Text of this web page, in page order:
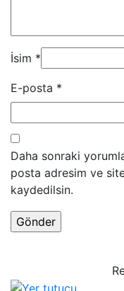
İsim *
E-posta *
Daha sonraki
posta adresim ve
kaydedilsin.